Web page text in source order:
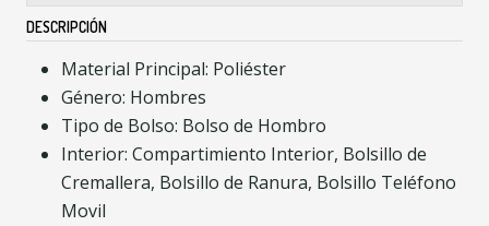
DESCRIPCIÓN
Material Principal: Poliéster
Género: Hombres
Tipo de Bolso: Bolso de Hombro
Interior: Compartimiento Interior, Bolsillo de
Cremallera, Bolsillo de Ranura, Bolsillo Teléfono
Movil